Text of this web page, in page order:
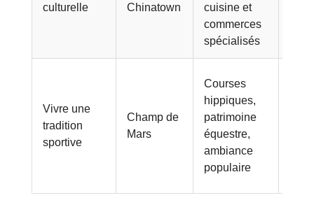
culturelle
Chinatown
cuisine et
commerces
spécialisés
Vivre une
tradition
sportive
Champ de
Mars
Courses
hippiques,
patrimoine
équestre,
ambiance
populaire